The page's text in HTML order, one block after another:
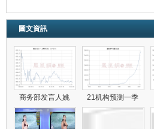
圖文資訊
商务部发言人姚 21机构预测一季